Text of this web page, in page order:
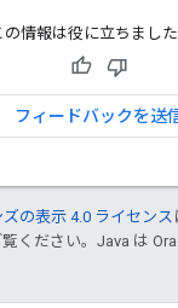
の情報は役に立ちまし
フィードバックを送
の表示 4.0 ライセンス
覧ください。Java は